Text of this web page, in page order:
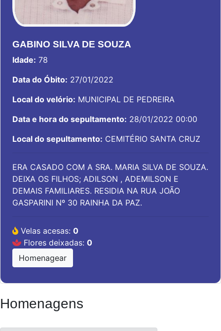
GABINO SILVA DE SOUZA
Idade: 78
Data do Óbito: 27/01/2022
Local do velório: MUNICIPAL DE PEDREIRA
Data e hora do sepultamento: 28/01/2022 00:00
Local do sepultamento: CEMITÉRIO SANTA CRUZ
ERA CASADO COM A SRA. MARIA SILVA DE SOUZA.
DEIXA OS FILHOS; ADILSON , ADEMILSON E
DEMAIS FAMILIARES. RESIDIA NA RUA JOÃO
GASPARINI Nº 30 RAINHA DA PAZ.
Velas acesas: 0
Flores deixadas: 0
Homenagear
Homenagens